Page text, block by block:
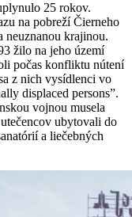
25 rokov.
na pobreží Čierneho
neuznanou krajinou.
žilo na jeho území
počas konfliktu nútení
z nich vysídlenci vo
displaced persons”.
vojnou musela
ubytovali do
a liečebných